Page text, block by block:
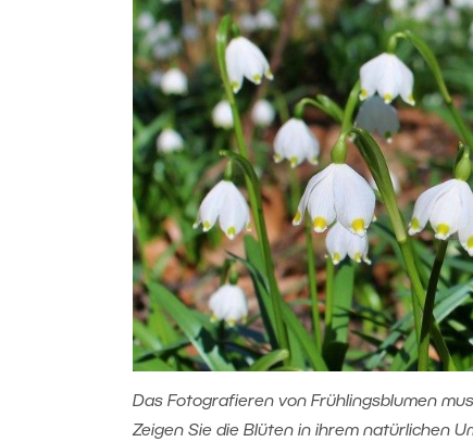
Das Fotografieren von Frühlingsblumen
Zeigen Sie die Blüten in ihrem natürlichen